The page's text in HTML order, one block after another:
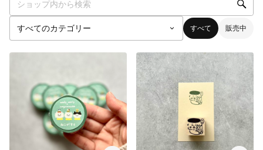
すべて 販売中